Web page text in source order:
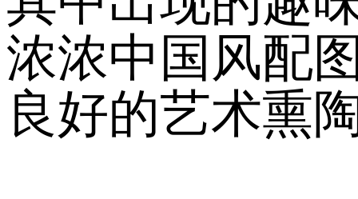
浓浓中国风配
良好的艺术熏